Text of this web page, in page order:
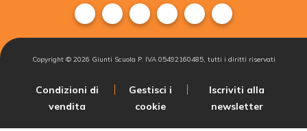
Copyright © 2026 Giunti Scuola P. IVA 05492160485, tutti i diritti riservati
Condizioni di
vendita
Gestisci i
cookie
Iscriviti alla
newsletter